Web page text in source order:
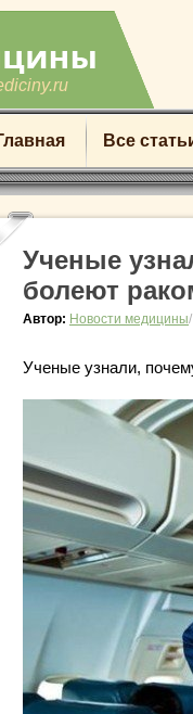
Все
Ученые
болеют
Автор: Новости медицины
Ученые узнали,